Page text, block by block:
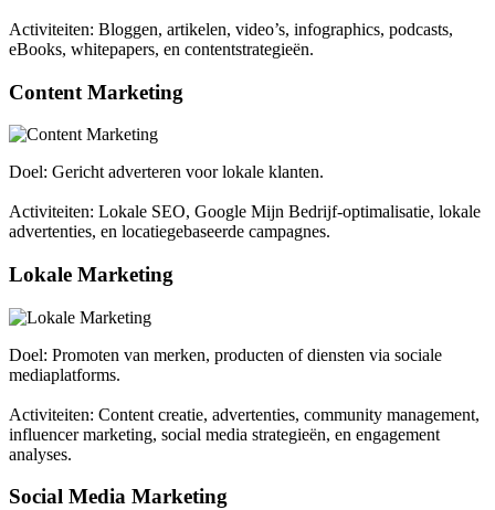
Activiteiten: Bloggen, artikelen, video’s, infographics, podcasts,
eBooks, whitepapers, en contentstrategieën.
Content Marketing
Doel: Gericht adverteren voor lokale klanten.
Activiteiten: Lokale SEO, Google Mijn Bedrijf-optimalisatie, lokale
advertenties, en locatiegebaseerde campagnes.
Lokale Marketing
Doel: Promoten van merken, producten of diensten via sociale
mediaplatforms.
Activiteiten: Content creatie, advertenties, community management,
influencer marketing, social media strategieën, en engagement
analyses.
Social Media Marketing